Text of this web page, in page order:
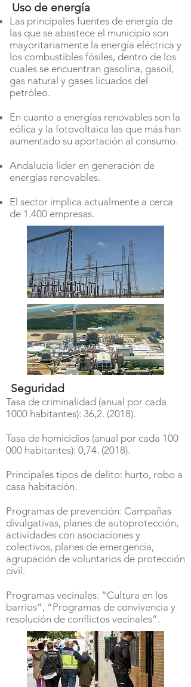
Uso de energía
Las principales fuentes de energía de
las que se abastece el municipio son
mayoritariamente la energía eléctrica y
los combustibles fósiles, dentro de los
cuales se encuentran gasolina, gasoil,
gas natural y gases licuados del
petróleo.
En cuanto a energías renovables son la
eólica y la fotovoltaica las que más han
aumentado su aportación al consumo.
Andalucía líder en generación de
energías renovables.
El sector implica actualmente a cerca
de 1.400 empresas.
Seguridad
Tasa de criminalidad (anual por cada
1000 habitantes): 36,2. (2018).
Tasa de homicidios (anual por cada 100
000 habitantes): 0,74. (2018).
Principales tipos de delito: hurto, robo a
casa habitación.
Programas de prevención: Campañas
divulgativas, planes de autoprotección,
actividades con asociaciones y
colectivos, planes de emergencia,
agrupación de voluntarios de protección
civil.
Programas vecinales: “Cultura en los
barrios”, “Programas de convivencia y
resolución de conflictos vecinales”.